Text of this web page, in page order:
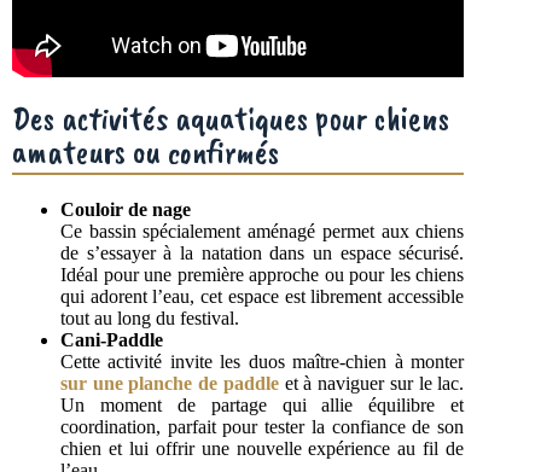
Des activités aquatiques pour chiens
amateurs ou confirmés
Couloir de nage
Ce bassin spécialement aménagé permet aux chiens
de s’essayer à la natation dans un espace sécurisé.
Idéal pour une première approche ou pour les chiens
qui adorent l’eau, cet espace est librement accessible
tout au long du festival.
Cani-Paddle
Cette activité invite les duos maître-chien à monter
sur une planche de paddleet à naviguer sur le lac.
Un moment de partage qui allie équilibre et
coordination, parfait pour tester la confiance de son
chien et lui offrir une nouvelle expérience au fil de